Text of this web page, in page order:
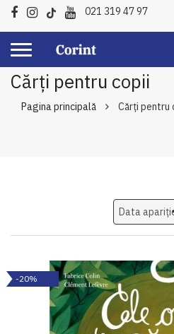
021 319 47 97
Cărți pentru copii
Pagina principală Cărți pentru
-20%